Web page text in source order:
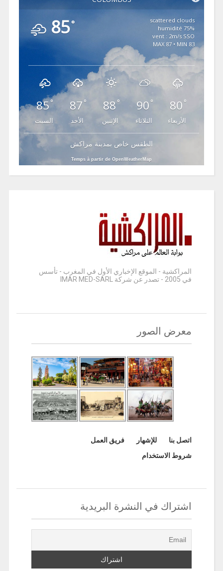
85°
scattered clouds
75% humidité
vent : 2m/s SSO
MAX 87 • MIN 83
85°
السبت
87 °
الأحد
88°
الإثنين
90 °
الثلاثاء
80 °
الأربعاء
الطقس خاص بمدينة مراكش
Temps à partir de OpenWeatherMap
المراكشية - الموقع الإخباري الأول في المغرب - تأسس
في 2005 - تصدر عن شركة IMAR MED-SARL
معرض الصور
اتصل بنا للإشهار
فريق العمل
شروط الاستخدام
اشتراك في النشرة البريدية